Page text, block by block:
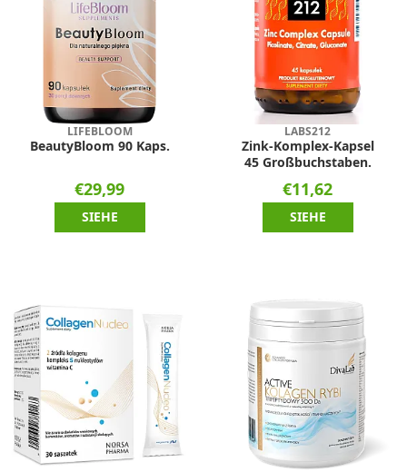
LIFEBLOOM
BeautyBloom 90 Kaps.
€29,99
SIEHE
LABS212
Zink-Komplex-Kapsel
45 Großbuchstaben.
€11,62
SIEHE